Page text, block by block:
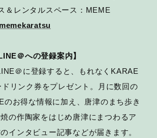
＆レンタルスペース：MEME
＠への登録案内】
＠に登録すると、もれなくKARAE
リンク券をプレゼント。月に数回の
のお得な情報に加え、唐津のまち歩き
の作陶家をはじめ唐津にまつわるア
インタビュー記事などが届きます。